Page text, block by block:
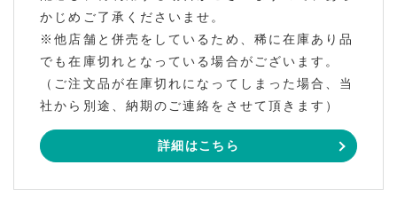
かじめご了承くださいませ。
※他店舗と併売をしているため、稀に在庫あり品
でも在庫切れとなっている場合がございます。
（ご注文品が在庫切れになってしまった場合、当
社から別途、納期のご連絡をさせて頂きます）
詳細はこちら